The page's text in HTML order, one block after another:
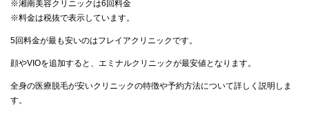
※湘南美容クリニックは6回料金
※料金は税抜で表示しています。
5回料金が最も安いのはフレイアクリニックです。
顔やVIOを追加すると、エミナルクリニックが最安値となります。
全身の医療脱毛が安いクリニックの特徴や予約方法について詳しく説明しま
す。